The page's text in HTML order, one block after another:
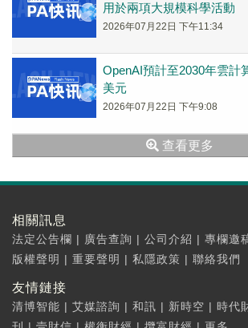
用於兩項大規模科學活動
2026年07月22日 下午11:34
OpenAI預計至2030年雲計
美元
2026年07月22日 下午9:08
查看更多
相關訊息
法定公告欄 | 廣告查詢 | 公司介紹 | 專欄邀
版權聲明 | 重要聲明 | 私隱政策 | 聯絡我們
友情鏈接
清博智能 | 艾媒諮詢 | 和訊 | 新時空 | 時代